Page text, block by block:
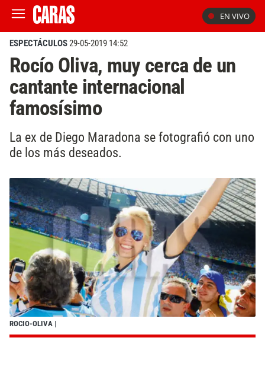
EN VIVO
ESPECTÁCULOS29-05-2019 14:52
Rocío Oliva, muy cerca de un
cantante internacional
famosísimo
La ex de Diego Maradona se fotografió con uno
de los más deseados.
ROCIO-OLIVA |